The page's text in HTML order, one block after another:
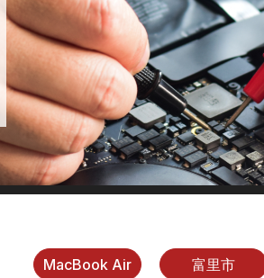
MacBook Air 富里市